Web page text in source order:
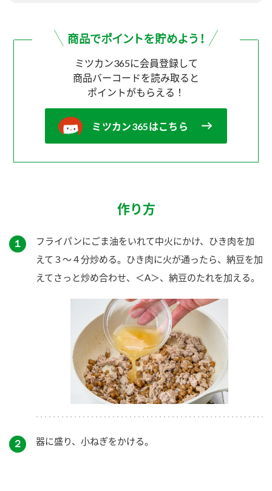
ミツカン365に会員登録して
商品バーコードを読み取ると
ポイントがもらえる！
ミツカン365はこちら
作り方
１
フライパンにごま油をいれて中火にかけ、ひき肉を加
えて３～４分炒める。ひき肉に火が通ったら、納豆を加
えてさっと炒め合わせ、＜A＞、納豆のたれを加える。
２ 器に盛り、小ねぎをかける。